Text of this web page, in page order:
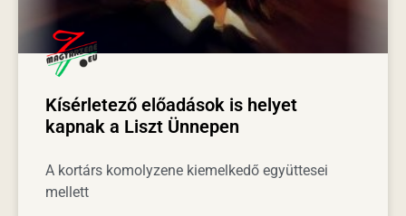
Kísérletező előadások is helyet
kapnak a Liszt Ünnepen
A kortárs komolyzene kiemelkedő együttesei
mellett